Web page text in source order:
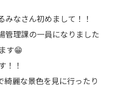
みなさん初めまして！！
管理課の一員になりました
す😁
！！
麗な景色を見に行ったり